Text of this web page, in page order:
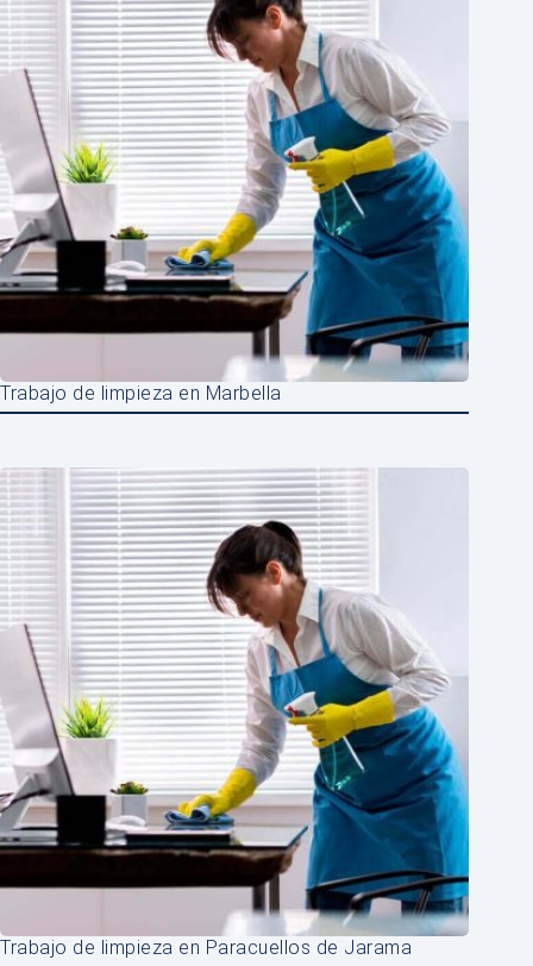
Trabajo de limpieza en Marbella
Trabajo de limpieza en Paracuellos de Jarama